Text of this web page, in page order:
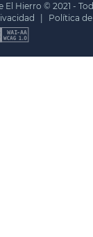
El Hierro © 2021 -
Política